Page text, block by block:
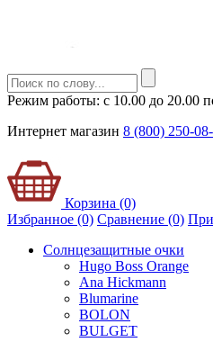
Режим работы: с 10.00 до 20.00
Интернет магазин 8 (800) 250-
Корзина (0)
Избранное (0) Сравнение (0)
Солнцезащитные очки
Hugo Boss Orange
Ana Hickmann
Blumarine
BOLON
BULGET